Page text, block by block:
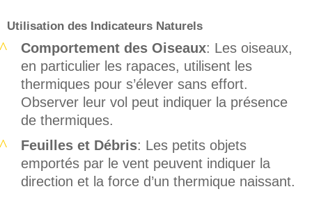
Utilisation des Indicateurs Naturels
Comportement des Oiseaux: Les oiseaux,
en particulier les rapaces, utilisent les
thermiques pour s’élever sans effort.
Observer leur vol peut indiquer la présence
de thermiques.
Feuilles et Débris: Les petits objets
emportés par le vent peuvent indiquer la
direction et la force d’un thermique naissant.